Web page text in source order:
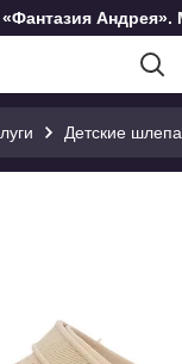
«Фантазия
Детские